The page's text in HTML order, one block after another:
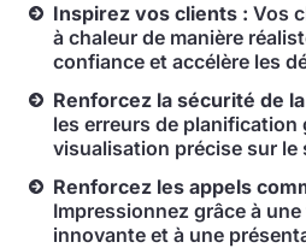
Inspirez vos clients : Vos
à chaleur de manière
confiance et accélère les
Renforcez la sécurité de
les erreurs de planification
visualisation précise sur
Renforcez les appels
Impressionnez grâce à
innovante et à une